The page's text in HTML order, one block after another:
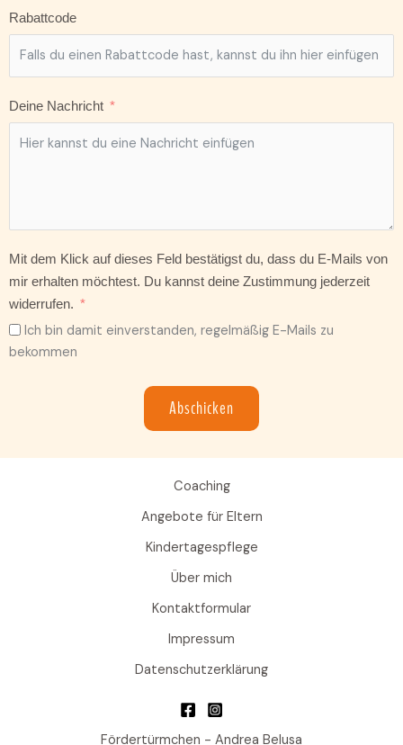
Rabattcode
Deine Nachricht
Mit dem Klick auf dieses Feld bestätigst du, dass du E-Mails von
mir erhalten möchtest. Du kannst deine Zustimmung jederzeit
widerrufen.
Ich bin damit einverstanden, regelmäßig E-Mails zu
bekommen
Abschicken
Coaching
Angebote für Eltern
Kindertagespflege
Über mich
Kontaktformular
Impressum
Datenschutzerklärung
Fördertürmchen - Andrea Belusa